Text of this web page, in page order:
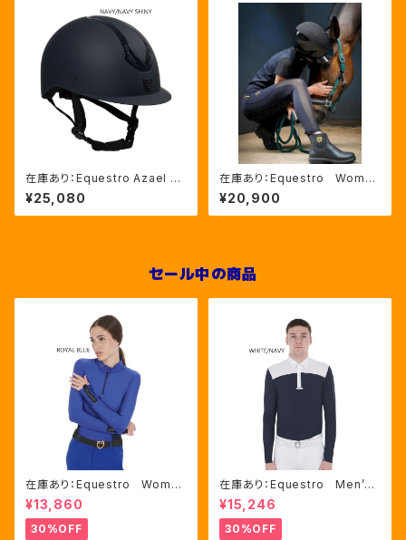
在庫あり：Equestro Azael ユ
ニセックスヘルメットNAVY/NA
VYSHINY XLサイズ（ETU02
011）
¥25,080
在庫あり：Equestro Wome
n’ｓ メッシュインサート フル
グリップレギンス（ETW00170）
¥20,900
セール中の商品
在庫あり：Equestro Wome
n's テクニカル トレーニング
ポロシャツ Royal Blue、M
サイズ（ETW00064）
¥13,860
30%OFF
在庫あり：Equestro Men’ｓ
メッシュコンビ 長袖 競技用
シャツ 2色Mサイズ（ETM000
60）
¥15,246
30%OFF